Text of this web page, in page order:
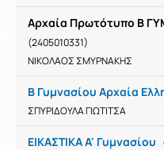
Αρχαία Πρωτότυπο Β
(2405010331)
ΝΙΚΟΛΑΟΣ ΣΜΥΡΝΑΚΗΣ
Β Γυμνασίου Αρχαία
ΣΠΥΡΙΔΟΥΛΑ ΓΙΩΤΙΤΣΑ
ΕΙΚΑΣΤΙΚΑ Α' Γυμνασίου